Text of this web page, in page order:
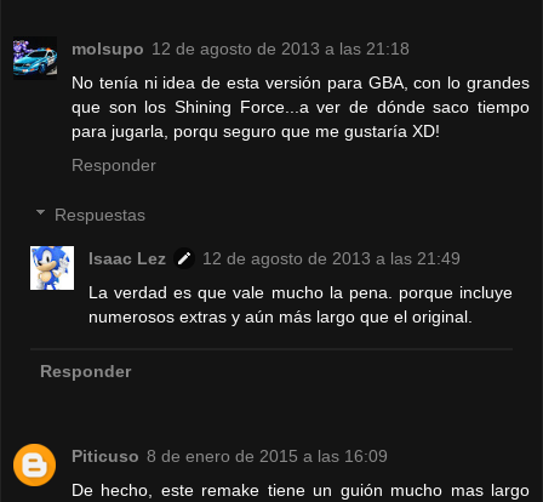
molsupo 12 de agosto de 2013 a las 21:18
No tenía ni idea de esta versión para GBA, con lo grandes
que son los Shining Force...a ver de dónde saco tiempo
para jugarla, porqu seguro que me gustaría XD!
Responder
Respuestas
Isaac Lez
12 de agosto de 2013 a las 21:49
La verdad es que vale mucho la pena. porque incluye
numerosos extras y aún más largo que el original.
Responder
Piticuso 8 de enero de 2015 a las 16:09
De hecho, este remake tiene un guión mucho mas largo